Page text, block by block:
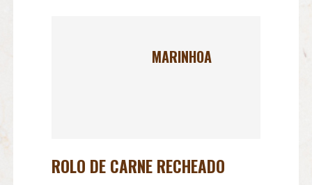
MARINHOA
ROLO DE CARNE RECHEADO